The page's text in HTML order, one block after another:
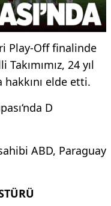
Play-Off finalinde
Takımımız, 24 yıl
hakkını elde etti.
‘nda D
ABD, Paraguay